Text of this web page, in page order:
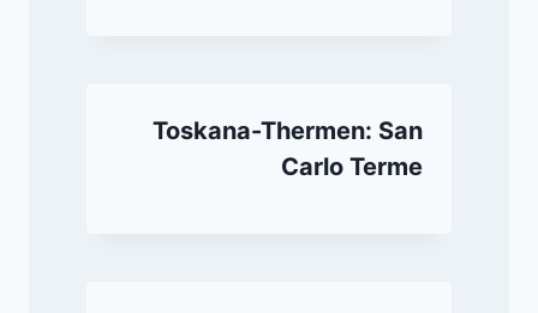
Toskana-Thermen: San
Carlo Terme